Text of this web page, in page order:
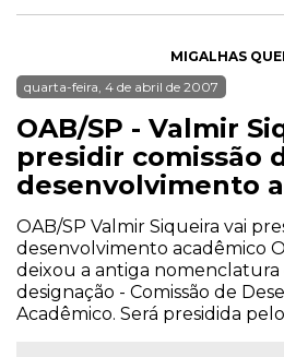
MIGALHAS
quarta-feira, 4 de abril de 2007
OAB/SP - Valmir
presidir comissão
desenvolvimento
OAB/SP Valmir Siqueira vai
desenvolvimento acadêmico
deixou a antiga nomenclatura
designação - Comissão de
Acadêmico. Será presidida